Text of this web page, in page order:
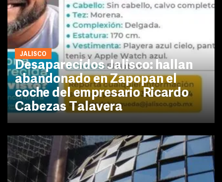
JALISCO
Desaparecidos Jalisco: hallan
abandonado en Zapopan el
coche del empresario Ricardo
Cabezas Talavera